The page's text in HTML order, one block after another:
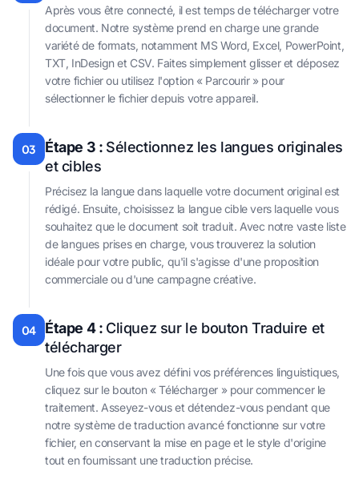
Après vous être connecté, il est temps de télécharger votre
document. Notre système prend en charge une grande
variété de formats, notamment MS Word, Excel, PowerPoint,
TXT, InDesign et CSV. Faites simplement glisser et déposez
votre fichier ou utilisez l'option « Parcourir » pour
sélectionner le fichier depuis votre appareil.
03 Étape 3 : Sélectionnez les langues originales
et cibles
Précisez la langue dans laquelle votre document original est
rédigé. Ensuite, choisissez la langue cible vers laquelle vous
souhaitez que le document soit traduit. Avec notre vaste liste
de langues prises en charge, vous trouverez la solution
idéale pour votre public, qu'il s'agisse d'une proposition
commerciale ou d'une campagne créative.
04 Étape 4 : Cliquez sur le bouton Traduire et
télécharger
Une fois que vous avez défini vos préférences linguistiques,
cliquez sur le bouton « Télécharger » pour commencer le
traitement. Asseyez-vous et détendez-vous pendant que
notre système de traduction avancé fonctionne sur votre
fichier, en conservant la mise en page et le style d'origine
tout en fournissant une traduction précise.